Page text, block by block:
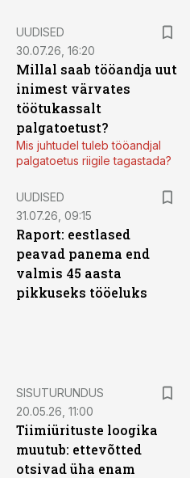
UUDISED
30.07.26, 16:20
Millal saab tööandja uut
inimest värvates
töötukassalt
palgatoetust?
Mis juhtudel tuleb tööandjal
palgatoetus riigile tagastada?
UUDISED
31.07.26, 09:15
Raport: eestlased
peavad panema end
valmis 45 aasta
pikkuseks tööeluks
SISUTURUNDUS
20.05.26, 11:00
Tiimiürituste loogika
muutub: ettevõtted
otsivad üha enam